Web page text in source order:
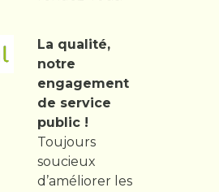
La qualité,
notre
engagement
de service
public !
Toujours
soucieux
d’améliorer les